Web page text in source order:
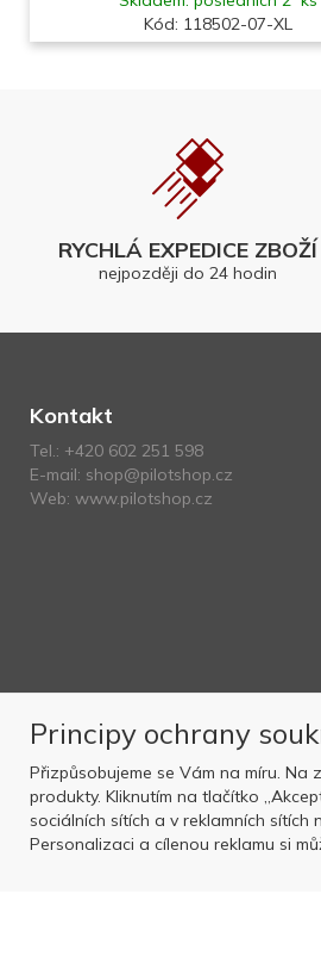
Kód: 118502-07-XL
RYCHLÁ EXPEDICE ZBOŽÍ
nejpozději do 24 hodin
Kontakt
Tel.: +420 602 251 598
E-mail: shop@pilotshop.cz
Web: www.pilotshop.cz
Copyright © OK
Principy ochrany
Přizpůsobujeme se Vám na míru.
produkty. Kliknutím na tlačítko
sociálních sítích a v reklamních sítích
Personalizaci a cílenou reklamu si